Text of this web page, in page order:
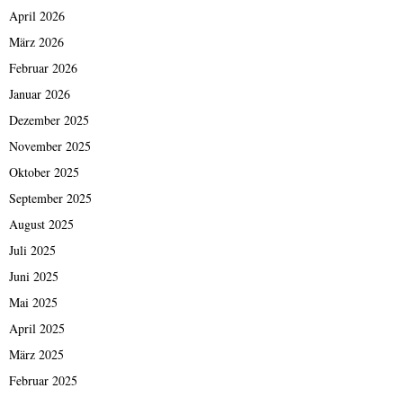
April 2026
März 2026
Februar 2026
Januar 2026
Dezember 2025
November 2025
Oktober 2025
September 2025
August 2025
Juli 2025
Juni 2025
Mai 2025
April 2025
März 2025
Februar 2025